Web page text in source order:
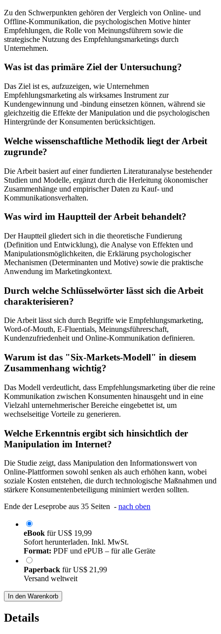
Zu den Schwerpunkten gehören der Vergleich von Online- und
Offline-Kommunikation, die psychologischen Motive hinter
Empfehlungen, die Rolle von Meinungsführern sowie die
strategische Nutzung des Empfehlungsmarketings durch
Unternehmen.
Was ist das primäre Ziel der Untersuchung?
Das Ziel ist es, aufzuzeigen, wie Unternehmen
Empfehlungsmarketing als wirksames Instrument zur
Kundengewinnung und -bindung einsetzen können, während sie
gleichzeitig die Effekte der Manipulation und die psychologischen
Hintergründe der Konsumenten berücksichtigen.
Welche wissenschaftliche Methodik liegt der Arbeit
zugrunde?
Die Arbeit basiert auf einer fundierten Literaturanalyse bestehender
Studien und Modelle, ergänzt durch die Herleitung ökonomischer
Zusammenhänge und empirischer Daten zu Kauf- und
Kommunikationsverhalten.
Was wird im Hauptteil der Arbeit behandelt?
Der Hauptteil gliedert sich in die theoretische Fundierung
(Definition und Entwicklung), die Analyse von Effekten und
Manipulationsmöglichkeiten, die Erklärung psychologischer
Mechanismen (Determinanten und Motive) sowie die praktische
Anwendung im Marketingkontext.
Durch welche Schlüsselwörter lässt sich die Arbeit
charakterisieren?
Die Arbeit lässt sich durch Begriffe wie Empfehlungsmarketing,
Word-of-Mouth, E-Fluentials, Meinungsführerschaft,
Kundenzufriedenheit und Online-Kommunikation definieren.
Warum ist das "Six-Markets-Modell" in diesem
Zusammenhang wichtig?
Das Modell verdeutlicht, dass Empfehlungsmarketing über die reine
Kommunikation zwischen Konsumenten hinausgeht und in eine
Vielzahl unternehmerischer Bereiche eingebettet ist, um
wechselseitige Vorteile zu generieren.
Welche Erkenntnis ergibt sich hinsichtlich der
Manipulation im Internet?
Die Studie zeigt, dass Manipulation den Informationswert von
Online-Plattformen sowohl senken als auch erhöhen kann, wobei
soziale Kosten entstehen, die durch technologische Maßnahmen und
stärkere Konsumentenbeteiligung minimiert werden sollten.
Ende der Leseprobe aus 35 Seiten - nach oben
eBook fürUS$ 19,99
Sofort herunterladen. Inkl. MwSt.
Format: PDF und ePUB – für alle Geräte
Paperback fürUS$ 21,99
Versand weltweit
In den Warenkorb
Details